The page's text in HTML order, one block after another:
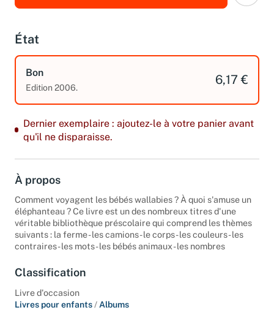
État
Bon
Edition 2006.
6,17 €
Dernier exemplaire : ajoutez-le à votre panier avant
qu'il ne disparaisse.
À propos
Comment voyagent les bébés wallabies ? À quoi s'amuse un
éléphanteau ? Ce livre est un des nombreux titres d'une
véritable bibliothèque préscolaire qui comprend les thèmes
suivants : la ferme - les camions - le corps - les couleurs - les
contraires - les mots - les bébés animaux - les nombres
Classification
Livre d'occasion
Livres pour enfants / Albums